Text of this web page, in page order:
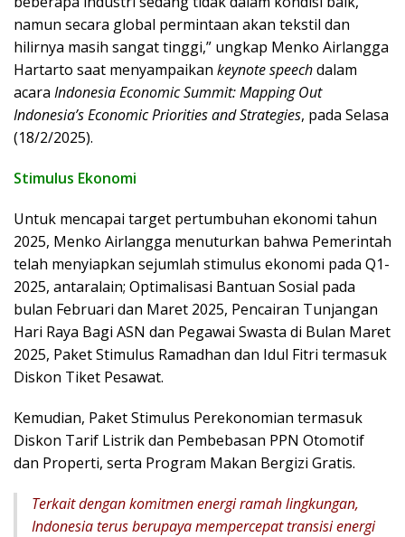
namun secara global permintaan akan tekstil dan
hilirnya masih sangat tinggi,” ungkap Menko Airlangga
Hartarto saat menyampaikan keynote speechdalam
acara Indonesia Economic Summit​: Mapping Out
Indonesia’s Economic Priorities and Strategies​, pada Selasa
(18/2/2025).
Stimulus Ekonomi
Untuk mencapai target pertumbuhan ekonomi tahun
2025, Menko Airlangga menuturkan bahwa Pemerintah
telah menyiapkan sejumlah stimulus ekonomi pada Q1-
2025, antaralain; Optimalisasi Bantuan Sosial pada
bulan Februari dan Maret 2025, Pencairan Tunjangan
Hari Raya Bagi ASN dan Pegawai Swasta di Bulan Maret
2025, Paket Stimulus Ramadhan dan Idul Fitri termasuk
Diskon Tiket Pesawat.
Kemudian, Paket Stimulus Perekonomian termasuk
Diskon Tarif Listrik dan Pembebasan PPN Otomotif
dan Properti, serta Program Makan Bergizi Gratis.
Terkait dengan komitmen energi ramah lingkungan,
Indonesia terus berupaya mempercepat transisi energi